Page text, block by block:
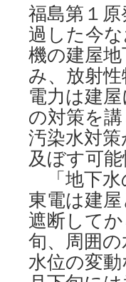
福島第１
過した今
機の建屋
み、放射
電力は建
の対策を
汚染水対
及ぼす可
「地下水
東電は建
遮断して
旬、周囲
水位の変